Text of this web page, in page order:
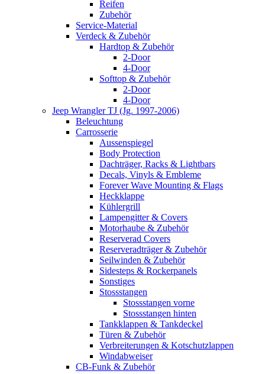
Reifen
Zubehör
Service-Material
Verdeck & Zubehör
Hardtop & Zubehör
2-Door
4-Door
Softtop & Zubehör
2-Door
4-Door
Jeep Wrangler TJ (Jg. 1997-2006)
Beleuchtung
Carrosserie
Aussenspiegel
Body Protection
Dachträger, Racks & Lightbars
Decals, Vinyls & Embleme
Forever Wave Mounting & Flags
Heckklappe
Kühlergrill
Lampengitter & Covers
Motorhaube & Zubehör
Reserverad Covers
Reserveradträger & Zubehör
Seilwinden & Zubehör
Sidesteps & Rockerpanels
Sonstiges
Stossstangen
Stossstangen vorne
Stossstangen hinten
Tankklappen & Tankdeckel
Türen & Zubehör
Verbreiterungen & Kotschutzlappen
Windabweiser
CB-Funk & Zubehör